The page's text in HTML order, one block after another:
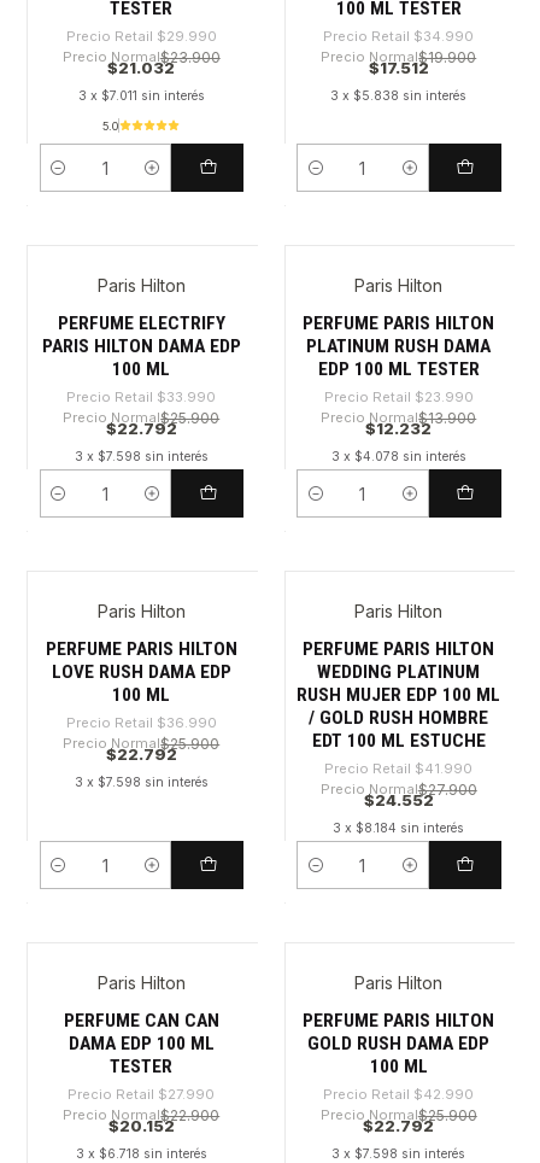
TESTER
Precio Retail $29.990
Precio Normal$23.900
$21.032
3 x $7.011 sin interés
5.0
Cantidad
100 ML TESTER
Precio Retail $34.990
Precio Normal$19.900
$17.512
3 x $5.838 sin interés
Cantidad
Paris Hilton
PERFUME ELECTRIFY
PARIS HILTON DAMA EDP
100 ML
Precio Retail $33.990
Precio Normal$25.900
$22.792
3 x $7.598 sin interés
Cantidad
Paris Hilton
PERFUME PARIS HILTON
PLATINUM RUSH DAMA
EDP 100 ML TESTER
Precio Retail $23.990
Precio Normal$13.900
$12.232
3 x $4.078 sin interés
Cantidad
Paris Hilton
PERFUME PARIS HILTON
LOVE RUSH DAMA EDP
100 ML
Precio Retail $36.990
Precio Normal$25.900
$22.792
3 x $7.598 sin interés
Cantidad
Paris Hilton
PERFUME PARIS HILTON
WEDDING PLATINUM
RUSH MUJER EDP 100 ML
/ GOLD RUSH HOMBRE
EDT 100 ML ESTUCHE
Precio Retail $41.990
Precio Normal$27.900
$24.552
3 x $8.184 sin interés
Cantidad
Agotado
Paris Hilton
PERFUME CAN CAN
DAMA EDP 100 ML
TESTER
Precio Retail $27.990
Precio Normal$22.900
$20.152
3 x $6.718 sin interés
Agotado
Paris Hilton
PERFUME PARIS HILTON
GOLD RUSH DAMA EDP
100 ML
Precio Retail $42.990
Precio Normal$25.900
$22.792
3 x $7.598 sin interés